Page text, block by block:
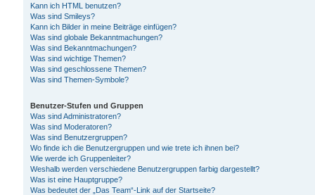
Kann ich HTML benutzen?
Was sind Smileys?
Kann ich Bilder in meine Beiträge einfügen?
Was sind globale Bekanntmachungen?
Was sind Bekanntmachungen?
Was sind wichtige Themen?
Was sind geschlossene Themen?
Was sind Themen-Symbole?
Benutzer-Stufen und Gruppen
Was sind Administratoren?
Was sind Moderatoren?
Was sind Benutzergruppen?
Wo finde ich die Benutzergruppen und wie trete ich ihnen bei?
Wie werde ich Gruppenleiter?
Weshalb werden verschiedene Benutzergruppen farbig dargestellt?
Was ist eine Hauptgruppe?
Was bedeutet der „Das Team“-Link auf der Startseite?